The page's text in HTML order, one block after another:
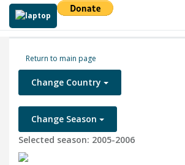
Return to main page
Change Country
Change Season
Selected season: 2005-2006